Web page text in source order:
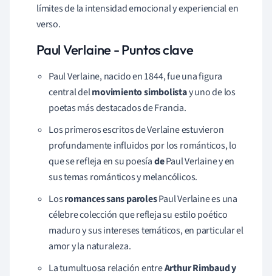
límites de la intensidad emocional y experiencial en
verso.
Paul Verlaine - Puntos clave
Paul Verlaine, nacido en 1844, fue una figura
central delmovimiento simbolistay uno de los
poetas más destacados de Francia.
Los primeros escritos de Verlaine estuvieron
profundamente influidos por los románticos, lo
que se refleja en su poesíadePaul Verlaine y en
sus temas románticos y melancólicos.
Losromances sans parolesPaul Verlaine es una
célebre colección que refleja su estilo poético
maduro y sus intereses temáticos, en particular el
amor y la naturaleza.
La tumultuosa relación entreArthur Rimbaud y